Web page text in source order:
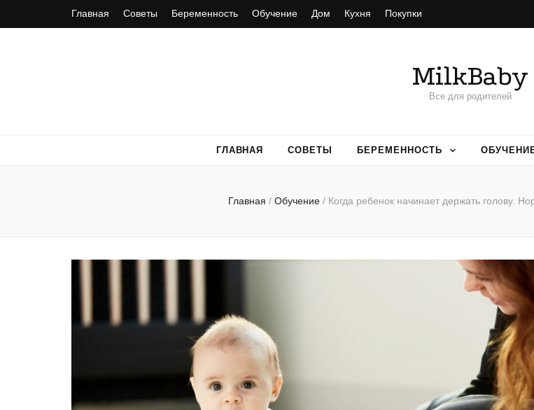
Главная Советы Беременность Обучение Дом Кухня Покупки
MilkBaby
Все для родителей
ГЛАВНАЯ СОВЕТЫ БЕРЕМЕННОСТЬ
Главная / Обучение / Когда ребенок начинает держать голову.